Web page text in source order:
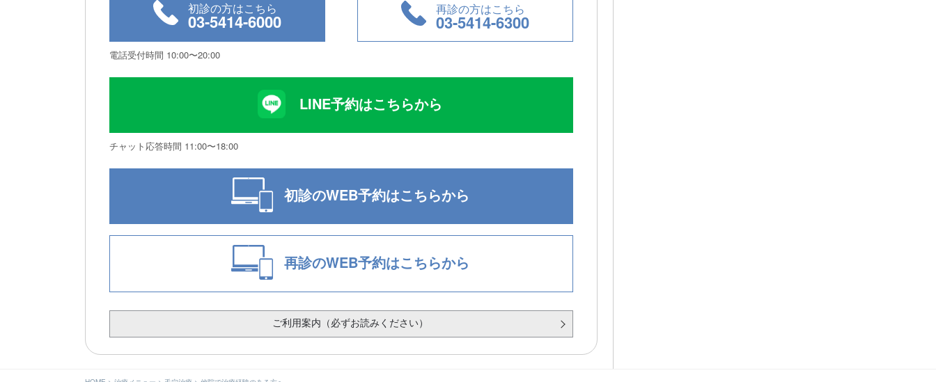
初診の方はこちら
03-5414-6000
再診の方はこちら
03-5414-6300
電話受付時間 10:00〜20:00
LINE予約はこちらから
チャット応答時間 11:00〜18:00
初診のWEB予約はこちらから
再診のWEB予約はこちらから
ご利用案内（必ずお読みください）